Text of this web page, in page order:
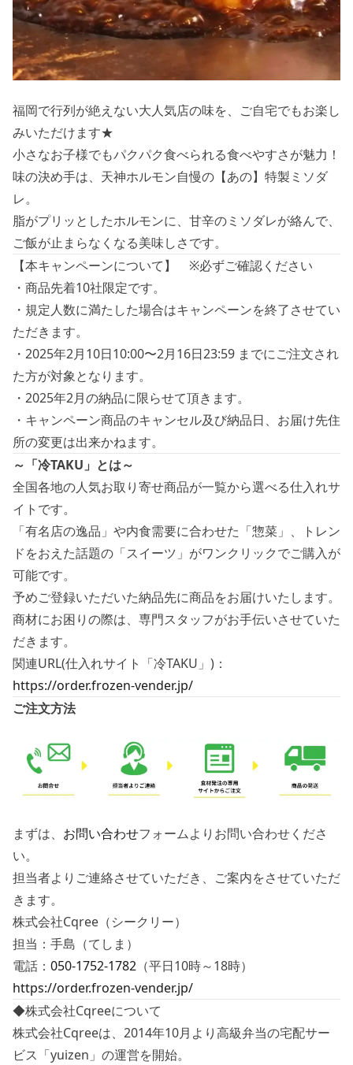
福岡で行列が絶えない大人気店の味を、ご自宅でもお楽し
みいただけます★
小さなお子様でもパクパク食べられる食べやすさが魅力！
味の決め手は、天神ホルモン自慢の【あの】特製ミソダ
レ。
脂がプリッとしたホルモンに、甘辛のミソダレが絡んで、
ご飯が止まらなくなる美味しさです。
【本キャンペーンについて】 ※必ずご確認ください
・商品先着10社限定です。
・規定人数に満たした場合はキャンペーンを終了させてい
ただきます。
・2025年2月10日10:00〜2月16日23:59 までにご注文され
た方が対象となります。
・2025年2月の納品に限らせて頂きます。
・キャンペーン商品のキャンセル及び納品日、お届け先住
所の変更は出来かねます。
～「冷TAKU」とは～
全国各地の人気お取り寄せ商品が一覧から選べる仕入れサ
イトです。
「有名店の逸品」や内食需要に合わせた「惣菜」、トレン
ドをおえた話題の「スイーツ」がワンクリックでご購入が
可能です。
予めご登録いただいた納品先に商品をお届けいたします。
商材にお困りの際は、専門スタッフがお手伝いさせていた
だきます。
関連URL(仕入れサイト「冷TAKU」)：
https://order.frozen-vender.jp/
ご注文方法
まずは、 お問い合わせフォームよりお問い合わせくださ
い。
担当者よりご連絡させていただき、ご案内をさせていただ
きます。
株式会社Cqree（シークリー）
担当：手島（てしま）
電話： 050-1752-1782 （平日10時～18時）
https://order.frozen-vender.jp/
◆株式会社Cqreeについて
株式会社Cqreeは、2014年10月より高級弁当の宅配サー
ビス「yuizen」の運営を開始。